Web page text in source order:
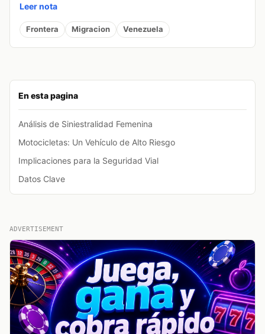
En esta pagina
Análisis de Siniestralidad Femenina
Motocicletas: Un Vehículo de Alto Riesgo
Implicaciones para la Seguridad Vial
Datos Clave
Leer nota
Frontera Migracion Venezuela
ADVERTISEMENT